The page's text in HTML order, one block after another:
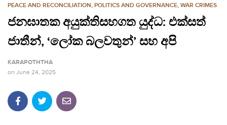
PEACE AND RECONCILIATION, POLITICS AND GOVERNANCE, WAR CRIMES
ජනඝාතක අයුක්තිසහගත යුද්ධ: එක්සත්
ජාතීන්, ‘ලෝක බලවතුන්’ සහ අපි
KARAPOTHTHA
on June 24, 2025